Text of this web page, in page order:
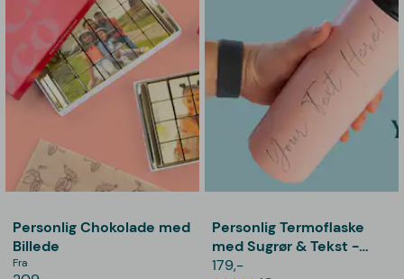
Personlig Chokolade med
Billede
Fra
Personlig Termoflaske
med Sugrør & Tekst -
600 ml
179,-